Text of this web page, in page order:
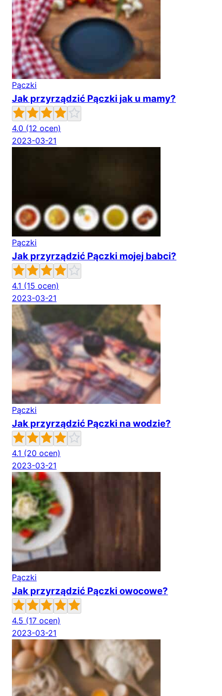
Pączki
Jak przyrządzić Pączki jak u mamy?
4.0 (12 ocen)
2023-03-21
Pączki
Jak przyrządzić Pączki mojej babci?
4.1 (15 ocen)
2023-03-21
Pączki
Jak przyrządzić Pączki na wodzie?
4.1 (20 ocen)
2023-03-21
Pączki
Jak przyrządzić Pączki owocowe?
4.5 (17 ocen)
2023-03-21